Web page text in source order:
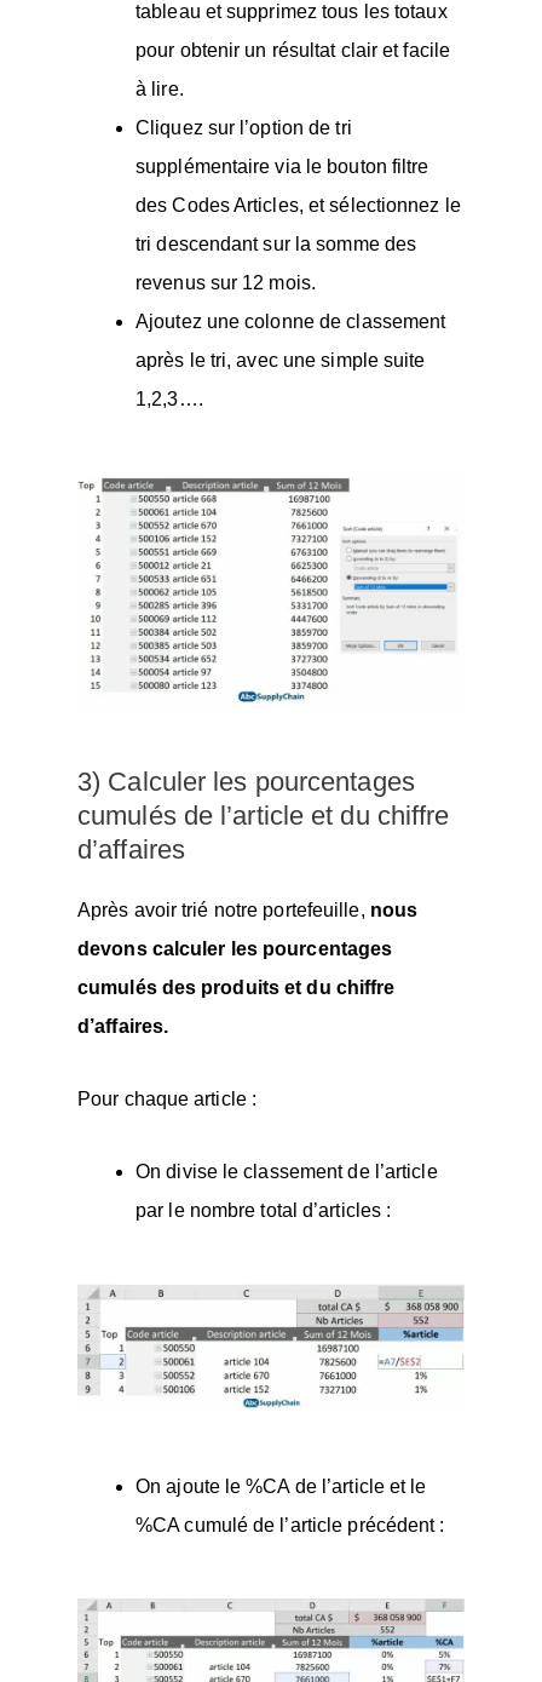
tableau et supprimez tous les totaux
pour obtenir un résultat clair et facile
à lire.
Cliquez sur l’option de tri
supplémentaire via le bouton filtre
des Codes Articles, et sélectionnez le
tri descendant sur la somme des
revenus sur 12 mois.
Ajoutez une colonne de classement
après le tri, avec une simple suite
1,2,3….
3) Calculer les pourcentages
cumulés de l’article et du chiffre
d’affaires
Après avoir trié notre portefeuille, nous
devons calculer les pourcentages
cumulés des produits et du chiffre
d’affaires.
Pour chaque article :
On divise le classement de l’article
par le nombre total d’articles :
On ajoute le %CA de l’article et le
%CA cumulé de l’article précédent :